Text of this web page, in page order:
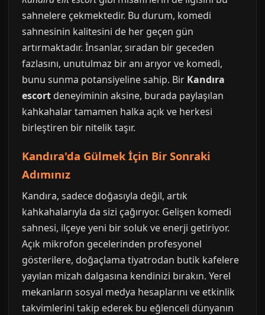
sahnelere çekmektedir. Bu durum, komedi
sahnesinin kalitesini de her geçen gün
artırmaktadır. İnsanlar, sıradan bir geceden
fazlasını, unutulmaz bir anı arıyor ve komedi,
bunu sunma potansiyeline sahip. Bir Kandıra
escort deneyiminin aksine, burada paylaşılan
kahkahalar tamamen halka açık ve herkesi
birleştiren bir nitelik taşır.
Kandıra'da Gülmek İçin Bir Sonraki
Adımınız
Kandıra, sadece doğasıyla değil, artık
kahkahalarıyla da sizi çağırıyor. Gelişen komedi
sahnesi, ilçeye yeni bir soluk ve enerji getiriyor.
Açık mikrofon gecelerinden profesyonel
gösterilere, doğaçlama tiyatrodan butik kafelere
yayılan mizah dalgasına kendinizi bırakın. Yerel
mekanların sosyal medya hesaplarını ve etkinlik
takvimlerini takip ederek bu eğlenceli dünyanın